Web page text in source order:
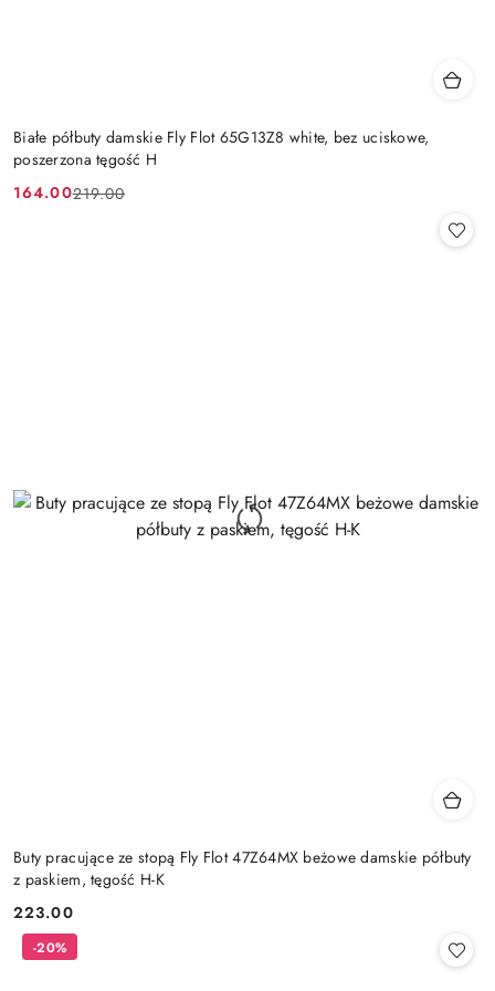
Białe półbuty damskie Fly Flot 65G13Z8 white, bez uciskowe,
poszerzona tęgość H
Cena
164.00
Cena
219.00
Buty pracujące ze stopą Fly Flot 47Z64MX beżowe damskie półbuty
z paskiem, tęgość H-K
Cena:
223.00
-20%